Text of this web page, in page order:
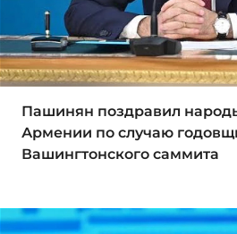
Пашинян поздравил
Армении по случаю
Вашингтонского саммита